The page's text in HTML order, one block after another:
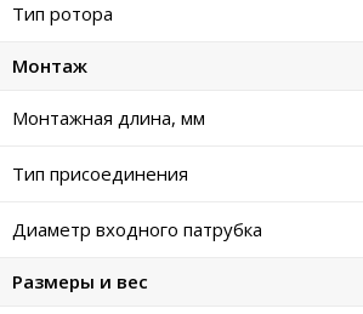
Тип ротора
Монтаж
Монтажная длина, мм
Тип присоединения
Диаметр входного патрубка
Размеры и вес